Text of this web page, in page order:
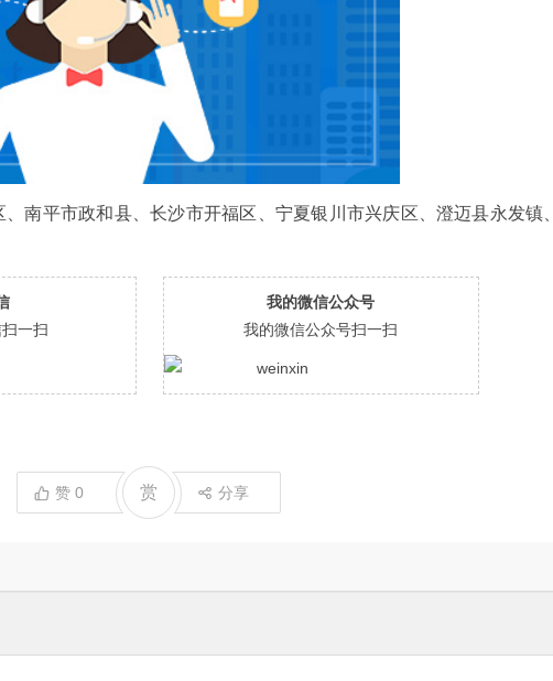
南平市政和县、长沙市开福区、宁夏银川市兴庆区、澄迈县永发镇、
一扫
我的微信公众号
我的微信公众号扫一扫
赞 0 赏 分享